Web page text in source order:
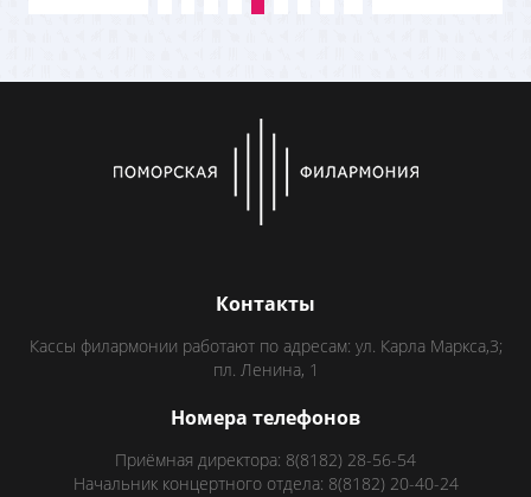
Контакты
Кассы филармонии работают по адресам: ул. Карла Маркса,3;
пл. Ленина, 1
Номера телефонов
Приёмная директора: 8(8182) 28-56-54
Начальник концертного отдела: 8(8182) 20-40-24